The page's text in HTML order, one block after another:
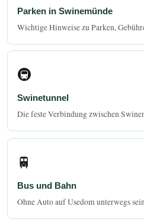
Parken in Swinemünde
Wichtige Hinweise zu Parken,
🚇
Swinetunnel
Die feste Verbindung zwischen
🚆
Bus und Bahn
Ohne Auto auf Usedom unterwegs